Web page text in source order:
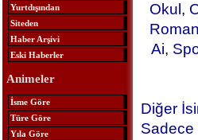
Yurtdışından
Siteden
Haber Arşivi
Eski Haberler
Animeler
İsme Göre
Türe Göre
Yıla Göre
Okul ,
Ai,
Diğer
Sadece